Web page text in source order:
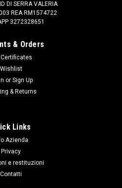
il silenziatore della marmitta
1/2, Range Rover
DI SERRA VALERIA
REA RM1574722
3272328651
& Orders
Wishlist
or Sign Up
& Returns
Links
Azienda
Privacy
e restituzioni
Contatti